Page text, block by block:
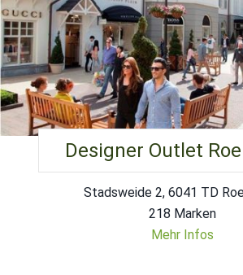
Designer Outlet
Stadsweide 2, 6041 TD
218 Marken
Mehr Infos